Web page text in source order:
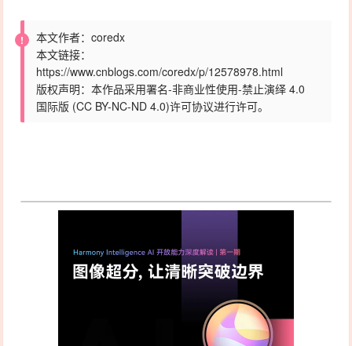
本文作者：coredx
本文链接：
https://www.cnblogs.com/coredx/p/12578978.html
版权声明：本作品采用署名-非商业性使用-禁止演绎 4.0
国际版 (CC BY-NC-ND 4.0)许可协议进行许可。